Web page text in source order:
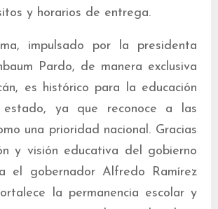
y horarios de entrega.
impulsado por la presidenta
Pardo, de manera exclusiva
es histórico para la educación
estado, ya que reconoce a las
una prioridad nacional. Gracias
y visión educativa del gobierno
el gobernador Alfredo Ramírez
la permanencia escolar y